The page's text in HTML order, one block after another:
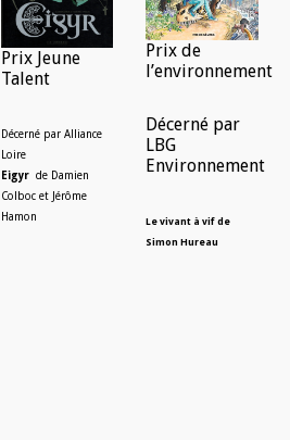
Prix Jeune
Talent
Décerné par Alliance
Loire
Eigyr de Damien
Colboc et Jérôme
Hamon
Prix de
l’environnement
Décerné par
LBG
Environnement
Le vivant à vif de
Simon Hureau